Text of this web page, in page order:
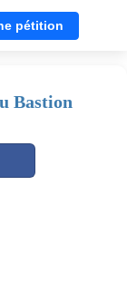
pétition
Bastion